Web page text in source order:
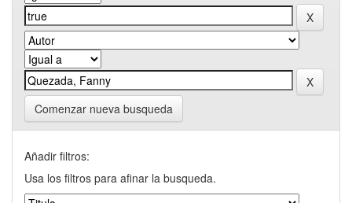
Comenzar nueva busqueda
Añadir filtros:
Usa los filtros para afinar la busqueda.